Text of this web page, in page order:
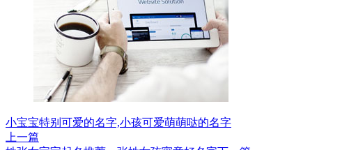
小宝宝特别可爱的名字,小孩可爱萌萌哒的名字
上一篇